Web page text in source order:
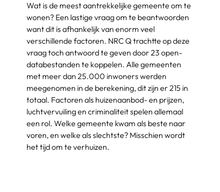
Wat is de meest aantrekkelijke gemeente om te
wonen? Een lastige vraag om te beantwoorden
want dit is afhankelijk van enorm veel
verschillende factoren. NRC Q trachtte op deze
vraag toch antwoord te geven door 23 open-
databestanden te koppelen. Alle gemeenten
met meer dan 25.000 inwoners werden
meegenomen in de berekening, dit zijn er 215 in
totaal. Factoren als huizenaanbod- en prijzen,
luchtvervuiling en criminaliteit spelen allemaal
een rol. Welke gemeente kwam als beste naar
voren, en welke als slechtste? Misschien wordt
het tijd om te verhuizen.